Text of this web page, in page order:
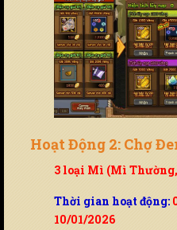
Hoạt Động 2: Chợ
3 loại Mì (Mì
Thời gian hoạt động:
10/01/2026